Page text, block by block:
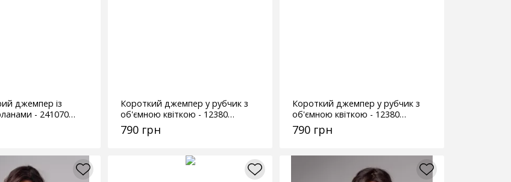
джемпер із
- 241070
Короткий джемпер у рубчик з
об'ємною квіткою - 12380
рожевий
790 грн
Короткий джемпер у рубчик з
об'ємною квіткою - 12380
кремовий
790 грн